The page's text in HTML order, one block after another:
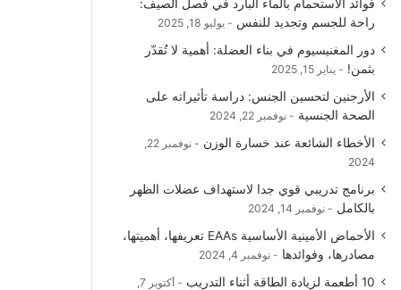
و
ك
T
u
b
e
ق
ر
ا
ا
ل
م
ع
R
فوائد الاستحمام بالماء البارد في فصل الصيف:
راحة للجسم وتجديد للنفس
يوليو 18, 2025
دور المغنيسيوم في بناء العضلة: أهمية لا تُقدّر
بثمن!
يناير 15, 2025
الأرجنين لتحسين الجنس: دراسة تأثيراته على
الصحة الجنسية
نوفمبر 22, 2024
الأخطاء الشائعة عند خسارة الوزن
نوفمبر 22,
2024
برنامج تدريبي قوي جدا لاستهداف عضلات الظهر
بالكامل
نوفمبر 14, 2024
الأحماض الأمينية الأساسية EAAs تعريفها، أهميتها،
مصادرها، وفوائدها
نوفمبر 4, 2024
10 أطعمة لزيادة الطاقة أثناء التدريب
أكتوبر 7,